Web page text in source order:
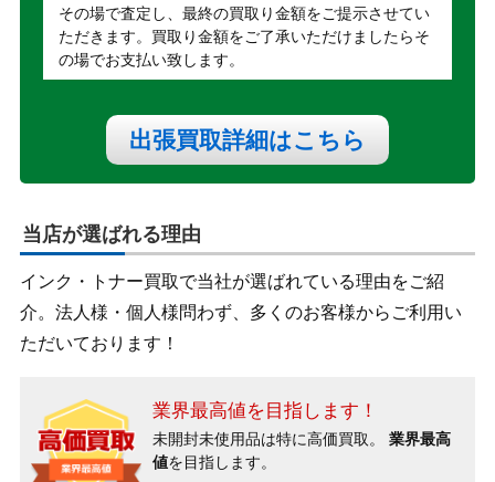
その場で査定し、最終の買取り金額をご提示させてい
ただきます。買取り金額をご了承いただけましたらそ
の場でお支払い致します。
出張買取詳細はこちら
当店が選ばれる理由
インク・トナー買取で当社が選ばれている理由をご紹
介。法人様・個人様問わず、多くのお客様からご利用い
ただいております！
業界最高値を目指します！
未開封未使用品は特に高価買取。 業界最高
値を目指します。